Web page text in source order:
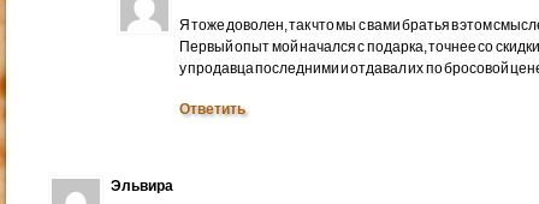
Я тоже доволен, так что мы с вами братья в этом
Первый опыт мой начался с подарка, точнее со
у продавца последними и отдавал их по бросовой
Ответить
Эльвира